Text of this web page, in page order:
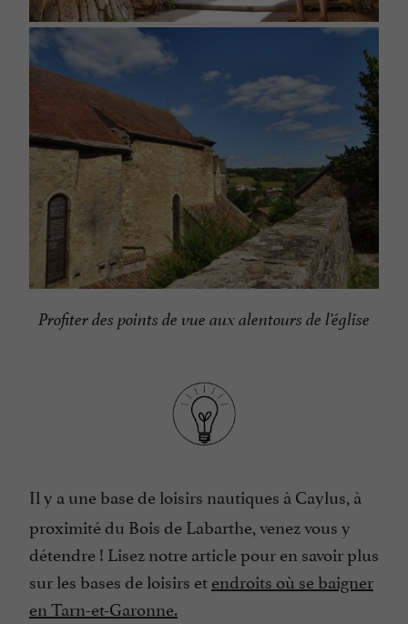
Profiter des points de vue aux alentours de l’église
Il y a une base de loisirs nautiques à Caylus, à
proximité du Bois de Labarthe, venez vous y
détendre ! Lisez notre article pour en savoir plus
sur les bases de loisirs etendroits où se baigner
en Tarn-et-Garonne.